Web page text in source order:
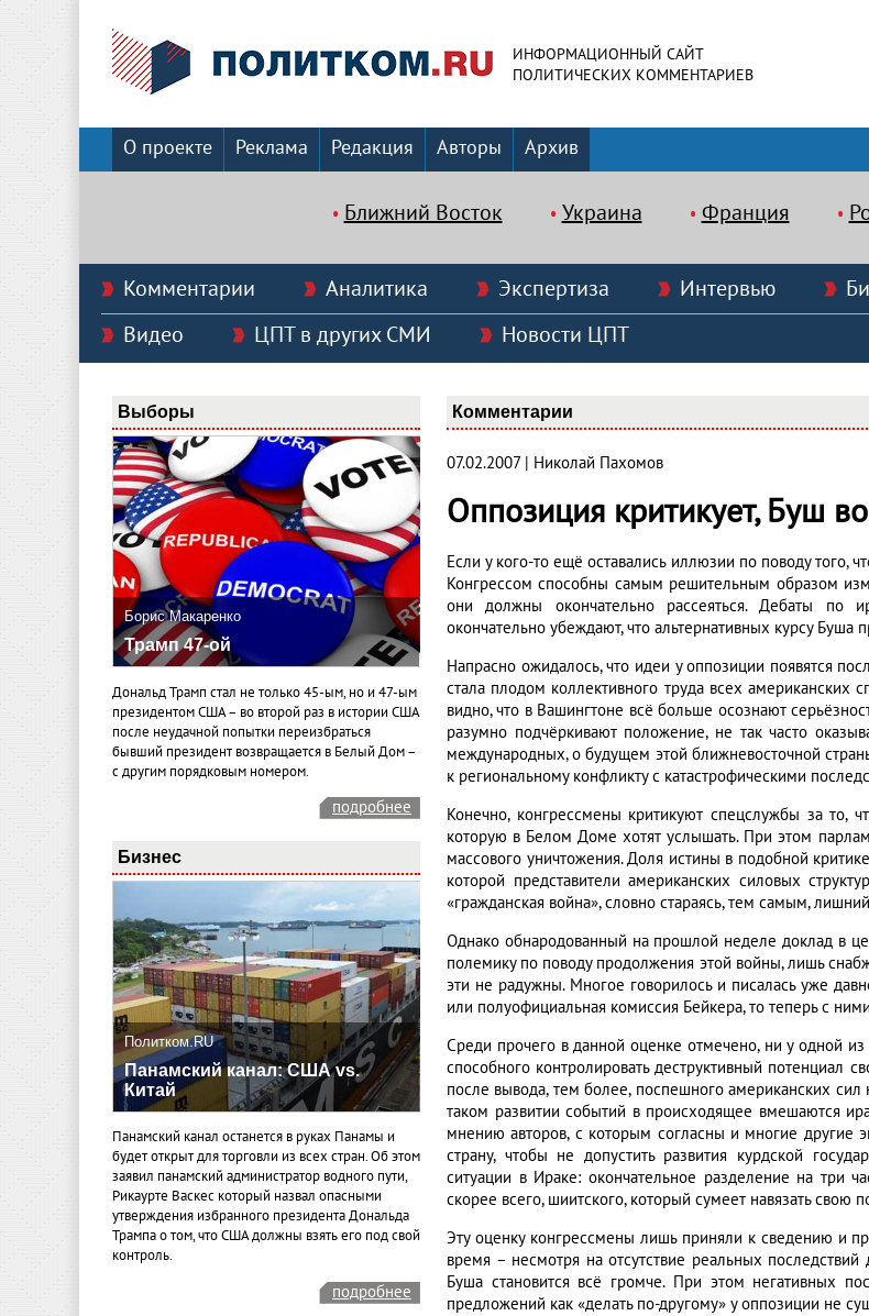
ИНФОРМАЦИОННЫЙ САЙТ
ПОЛИТИЧЕСКИХ КОММЕНТАРИЕВ
О проекте Реклама Редакция Авторы Архив
Ближний Восток Украина Франция
Комментарии Аналитика Экспертиза Интервью
Видео
ЦПТ в других СМИ Новости ЦПТ
Выборы
Борис Макаренко
Трамп 47-ой
Дональд Трамп стал не только 45-ым, но и 47-ым
президентом США – во второй раз в истории США
после неудачной попытки переизбраться
бывший президент возвращается в Белый Дом –
с другим порядковым номером.
подробнее
Бизнес
Политком.RU
Панамский канал: США vs.
Китай
Панамский канал останется в руках Панамы и
будет открыт для торговли из всех стран. Об этом
заявил панамский администратор водного пути,
Рикаурте Васкес который назвал опасными
утверждения избранного президента Дональда
Трампа о том, что США должны взять его под свой
контроль.
подробнее
Комментарии
07.02.2007 | Николай Пахомов
Оппозиция критикует, Буш
Если у кого-то ещё оставались иллюзии по поводу того,
Конгрессом способны самым решительным образом
они должны окончательно рассеяться. Дебаты по
окончательно убеждают, что альтернативных курсу Буша
Напрасно ожидалось, что идеи у оппозиции появятся
стала плодом коллективного труда всех американских
видно, что в Вашингтоне всё больше осознают
разумно подчёркивают положение, не так часто
международных, о будущем этой ближневосточной
к региональному конфликту с катастрофическими
Конечно, конгрессмены критикуют спецслужбы за
которую в Белом Доме хотят услышать. При этом
массового уничтожения. Доля истины в подобной
которой представители американских силовых
«гражданская война», словно стараясь, тем самым,
Однако обнародованный на прошлой неделе доклад в
полемику по поводу продолжения этой войны, лишь
эти не радужны. Многое говорилось и писалась уже
или полуофициальная комиссия Бейкера, то теперь с
Среди прочего в данной оценке отмечено, ни у одной
способного контролировать деструктивный потенциал
после вывода, тем более, поспешного американских
таком развитии событий в происходящее вмешаются
мнению авторов, с которым согласны и многие другие
страну, чтобы не допустить развития курдской
ситуации в Ираке: окончательное разделение на три
скорее всего, шиитского, который сумеет навязать свою
Эту оценку конгрессмены лишь приняли к сведению и
время – несмотря на отсутствие реальных
Буша становится всё громче. При этом негативных
предложений как «делать по-другому» у оппозиции не